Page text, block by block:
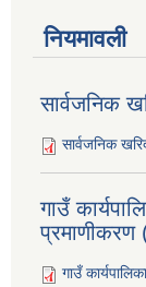
नियमावली
सार्वजनिक
सार्वजनिक
गाउँ
प्रमाणीकरण
गाउँ